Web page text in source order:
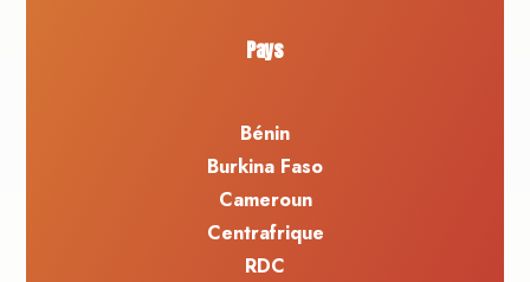
Pays
Bénin
Burkina Faso
Cameroun
Centrafrique
RDC